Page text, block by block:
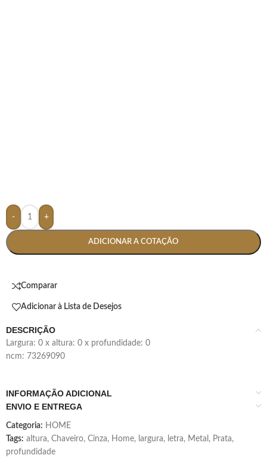
- +
ADICIONAR A COTAÇÃO
Comparar
Adicionar à Lista de Desejos
DESCRIÇÃO
largura: 0 x altura: 0 x profundidade: 0
ncm: 73269090
INFORMAÇÃO ADICIONAL
ENVIO E ENTREGA
Categoria: HOME
Tags: altura, Chaveiro, Cinza, Home, largura, letra, Metal , Prata,
profundidade